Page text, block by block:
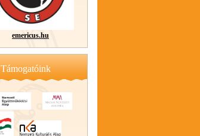
emericus.hu
Támogatóink